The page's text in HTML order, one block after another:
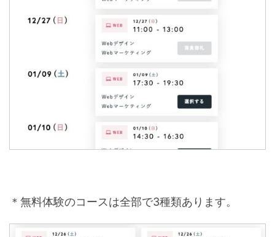
＊無料体験のコースは全部で3種類あります。